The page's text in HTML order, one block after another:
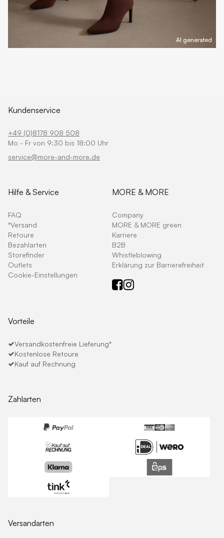
AI generated
Kundenservice
+49 (0)8178 908 508
Mo - Fr von 9:30 bis 18:00 Uhr
service@more-and-more.de
Hilfe & Service
FAQ
*Versand
Retoure
Bezahlarten
Storefinder
Outlets
Cookie-Einstellungen
MORE & MORE
Company
MORE & MORE green
Karriere
B2B
Whistleblowing
Erklärung zur Barrierefreiheit
Vorteile
Versandkostenfreie Lieferung*
Kostenlose Retoure
Kauf auf Rechnung
Zahlarten
Versandarten